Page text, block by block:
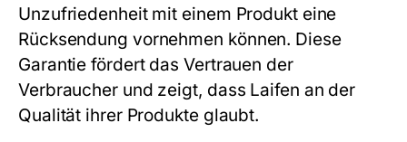
Unzufriedenheit mit einem Produkt eine
Rücksendung vornehmen können. Diese
Garantie fördert das Vertrauen der
Verbraucher und zeigt, dass Laifen an der
Qualität ihrer Produkte glaubt.